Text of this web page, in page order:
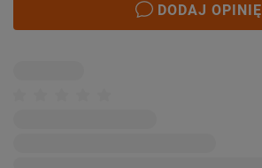
DODAJ OPINIĘ